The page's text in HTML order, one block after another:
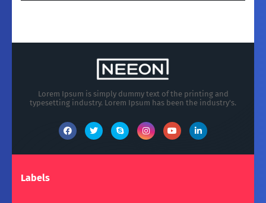
Lorem Ipsum is simply dummy text of the printing and
typesetting industry. Lorem Ipsum has been the industry's.
Labels